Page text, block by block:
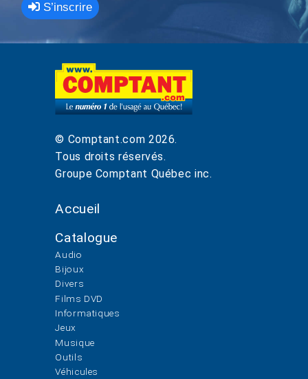
S’inscrire
© Comptant.com 2026.
Tous droits réservés.
Groupe Comptant Québec inc.
Accueil
Catalogue
Audio
Bijoux
Divers
Films DVD
Informatiques
Jeux
Musique
Outils
Véhicules